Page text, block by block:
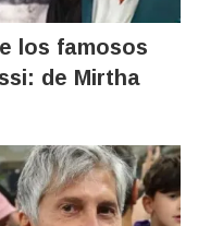
los famosos
de Mirtha